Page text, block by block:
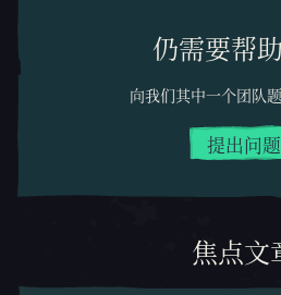
仍需要帮
向我们其中一个团队题
提出问题
焦点文